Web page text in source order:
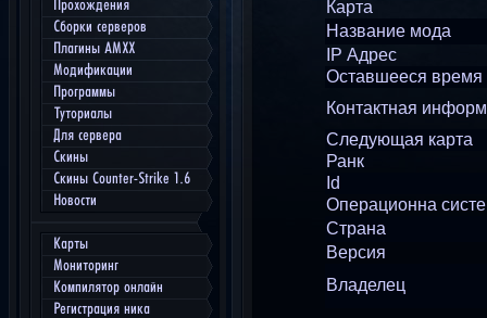
Прохождения
Сборки серверов
Плагины AMXX
Модификации
Программы
Туториалы
Для сервера
Скины
Скины Counter-Strike 1.6
Новости
Карты
Мониторинг
Компилятор онлайн
Регистрация ника
Карта
Название мода
IP Адрес
Оставшееся время
Контактная
Следующая карта
Ранк
Id
Операционна
Страна
Версия
Владелец